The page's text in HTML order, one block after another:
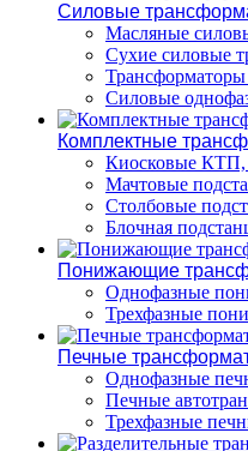
Силовые
Масляные
Сухие силовые
Трансформаторы
Силовые
Комплектные
Киосковые
Мачтовые
Столбовые
Блочная
Понижающие
Однофазные
Трехфазные
Печные
Однофазные
Печные
Трехфазные